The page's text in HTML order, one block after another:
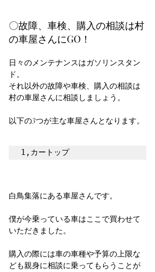
〇故障、車検、購入の相談は村
の車屋さんにGO！
日々のメンテナンスはガソリンスタン
ド。
それ以外の故障や車検、購入の相談は
村の車屋さんに相談しましょう。
以下の3つが主な車屋さんとなります。
1,カートップ
白鳥集落にある車屋さんです。
僕が今乗っている車はここで買わせて
いただきました。
購入の際には車の車種や予算の上限な
ども親身に相談に乗ってもらうことが